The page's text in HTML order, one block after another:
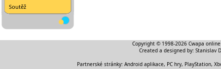
Soutěž
Copyright © 1998-2026 Cwapa
Created a designed by: Stanislav
Partnerské stránky: Android aplikace, PC hry, PlayStation,